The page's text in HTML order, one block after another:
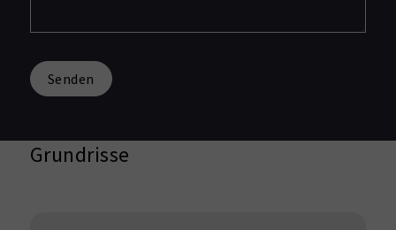
Senden
Grundrisse